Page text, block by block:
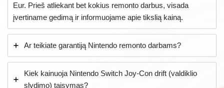
Eur. Prieš atliekant bet kokius remonto darbus, visada
įvertiname gedimą ir informuojame apie tikslią kainą.
Ar teikiate garantiją Nintendo remonto darbams?
Kiek kainuoja Nintendo Switch Joy-Con drift (valdiklio
slydimo) taisymas?